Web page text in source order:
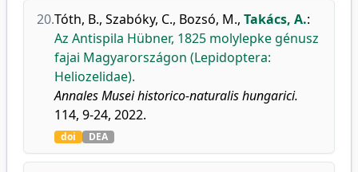
20.Tóth, B., Szabóky, C., Bozsó, M., Takács, A.:
Az Antispila Hübner, 1825 molylepke génusz
fajai Magyarországon (Lepidoptera:
Heliozelidae).
Annales Musei historico-naturalis hungarici.
114, 9-24, 2022.
doi DEA